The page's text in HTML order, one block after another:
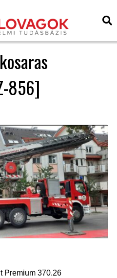
856]
Premium 370.26